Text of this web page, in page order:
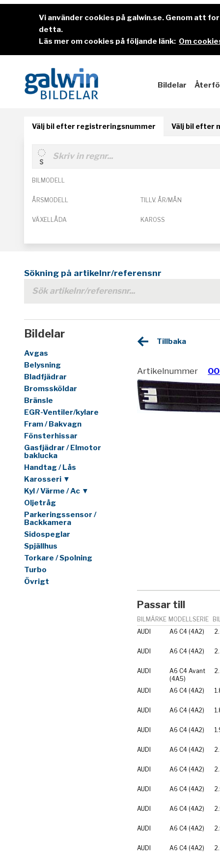
Vi använder cookies på galwin.se. Genom att
detta.
Läs mer om cookies på följande länk: Om
Bildelar
Välj bil efter registreringsnummer Välj bil efter
BILMODELL
ÅRSMODELL TILLV. ÅR/MÅN
VÄXELLÅDA KAROSS
Sökning på artikelnr/referensnr
Bildelar
Avgas
Belysning
Bladfjädrar
Bromssköldar
Bränsle
EGR-Ventiler/kylare
Fram / Bakvagn
Fönsterhissar
Gasfjädrar / Elmotor
baklucka
Handtag / Lås
Karosseri ▼
Kyl / Värme / Ac ▼
Oljetråg
Parkeringssensor /
Backkamera
Sidospeglar
Spjällhus
Torkare / Spolning
Turbo
Övrigt
Tillbaka
Artikelnummer
Passar till
BILMÄRKE MODELLSERIE
AUDI
A6 C4 (4A2)
AUDI A6 C4 (4A2)
AUDI
A6 C4 Avant
(4A5)
AUDI A6 C4 (4A2)
AUDI A6 C4 (4A2)
AUDI A6 C4 (4A2)
AUDI A6 C4 (4A2)
AUDI A6 C4 (4A2)
AUDI A6 C4 (4A2)
AUDI A6 C4 (4A2)
AUDI A6 C4 (4A2)
AUDI A6 C4 (4A2)